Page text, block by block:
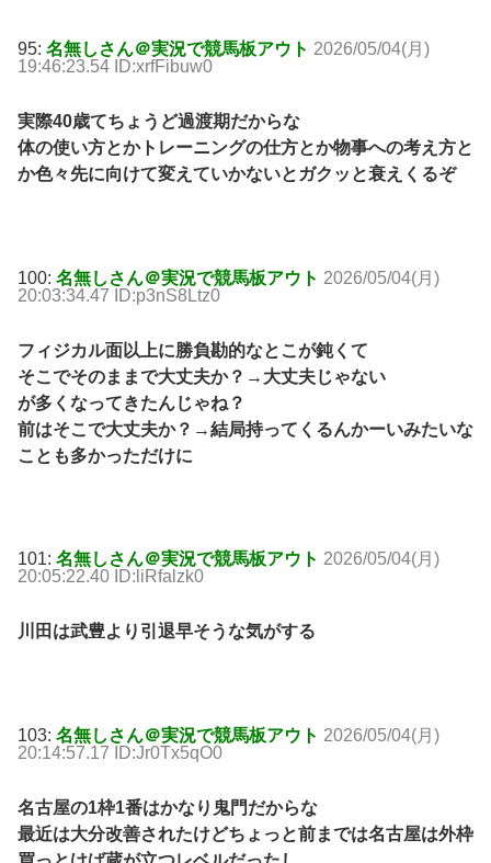
95: 名無しさん＠実況で競馬板アウト 2026/05/04(月)
19:46:23.54 ID:xrfFibuw0
実際40歳てちょうど過渡期だからな
体の使い方とかトレーニングの仕方とか物事への考え方と
か色々先に向けて変えていかないとガクッと衰えくるぞ
100: 名無しさん＠実況で競馬板アウト 2026/05/04(月)
20:03:34.47 ID:p3nS8Ltz0
フィジカル面以上に勝負勘的なとこが鈍くて
そこでそのままで大丈夫か？→大丈夫じゃない
が多くなってきたんじゃね？
前はそこで大丈夫か？→結局持ってくるんかーいみたいな
ことも多かっただけに
101: 名無しさん＠実況で競馬板アウト 2026/05/04(月)
20:05:22.40 ID:liRfalzk0
川田は武豊より引退早そうな気がする
103: 名無しさん＠実況で競馬板アウト 2026/05/04(月)
20:14:57.17 ID:Jr0Tx5qO0
名古屋の1枠1番はかなり鬼門だからな
最近は大分改善されたけどちょっと前までは名古屋は外枠